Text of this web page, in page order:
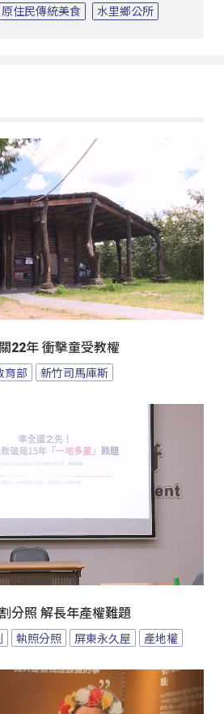
原住民傳統美食 水里鄉公所
22年 衝擊童受教權
育部 新竹司馬庫斯
分照 解長年產權難題
執照分照 屏東永久屋 產地權